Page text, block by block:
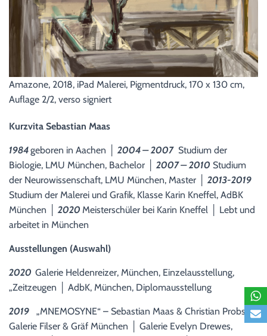
Amazone, 2018, iPad Malerei, Pigmentdruck, 170 x 130 cm,
Auflage 2/2, verso signiert
Kurzvita Sebastian Maas
1984geboren in Aachen │ 2004 – 2007Studium der
Biologie, LMU München, Bachelor │ 2007 – 2010 Studium
der Neurowissenschaft, LMU München, Master │ 2013-2019
Studium der Malerei und Grafik, Klasse Karin Kneffel, AdBK
München │ 2020 Meisterschüler bei Karin Kneffel │ Lebt und
arbeitet in München
Ausstellungen (Auswahl)
2020 Galerie Heldenreizer, München, Einzelausstellung,
„Zeitzeugen │ AdbK, München, Diplomausstellung
2019 „MNEMOSYNE“ – Sebastian Maas & Christian Probst,
Galerie Filser & Gräf München │ Galerie Evelyn Drewes,